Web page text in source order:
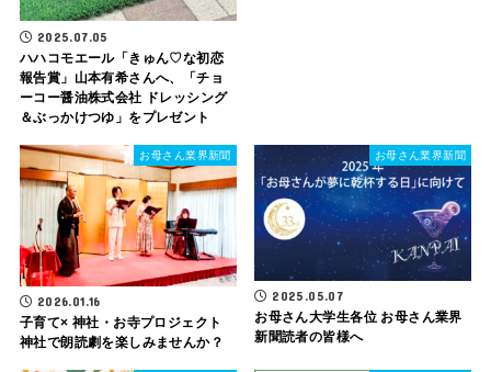
2025.07.05
ハハコモエール「きゅん♡な初恋
報告賞」山本有希さんへ、「チョ
ーコー醤油株式会社 ドレッシング
＆ぶっかけつゆ」をプレゼント
お母さん業界新聞
2026.01.16
子育て× 神社・お寺プロジェクト
神社で朗読劇を楽しみませんか？
お母さん業界新聞
2025.05.07
お母さん大学生各位 お母さん業界
新聞読者の皆様へ